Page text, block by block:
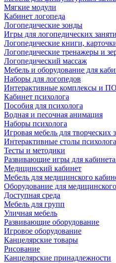
Мягкие модули
Кабинет логопеда
Логопедические зонды
Игры для логопедических
Логопедические книги,
Логопедические тренажеры и
Логопедический массаж
Мебель и оборудование для
Наборы для логопедов
Интерактивные комплексы и ПО
Кабинет психолога
Пособия для психолога
Водная и песочная анимация
Наборы психолога
Игровая мебель для творческих
Интерактивные столы психолога
Тесты и методики
Развивающие игры для кабинета
Медицинский кабинет
Мебель для медицинского
Оборудование для
Доступная среда
Мебель для групп
Уличная мебель
Развивающие оборудование
Игровое оборудование
Канцелярские товары
Рисование
Канцелярские принадлежности